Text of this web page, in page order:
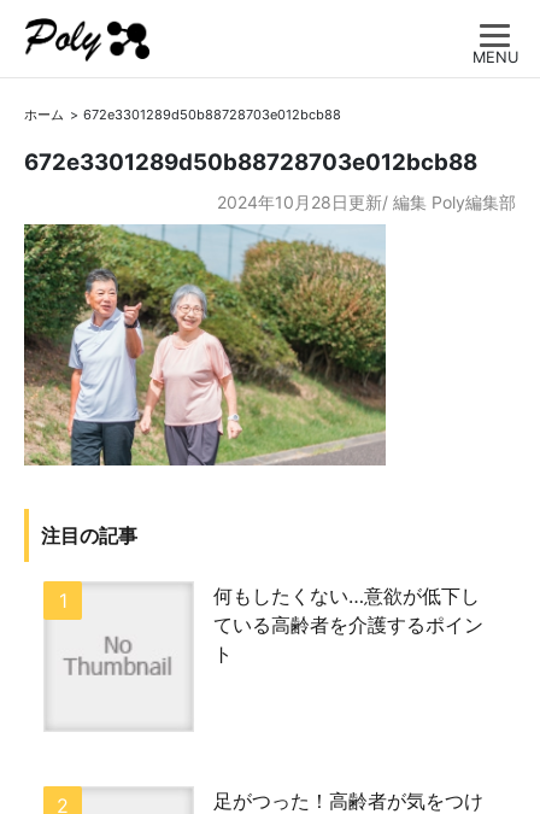
MENU
ホーム 672e3301289d50b88728703e012bcb88
672e3301289d50b88728703e012bcb88
2024年10月28日更新/ 編集 Poly編集部
注目の記事
何もしたくない…意欲が低下し
ている高齢者を介護するポイン
ト
足がつった！高齢者が気をつけ